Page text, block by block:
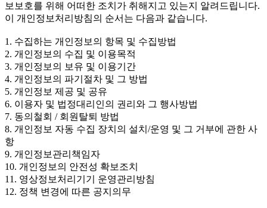
보보호를 위해 어떠한 조치가 취해지고 있는지 알려드립니다.
이 개인정보처리방침의 순서는 다음과 같습니다.
1. 수집하는 개인정보의 항목 및 수집방법
2. 개인정보의 수집 및 이용목적
3. 개인정보의 보유 및 이용기간
4. 개인정보의 파기절차 및 그 방법
5. 개인정보 제공 및 공유
6. 이용자 및 법정대리인의 권리와 그 행사방법
7. 동의철회 / 회원탈퇴 방법
8. 개인정보 자동 수집 장치의 설치/운영 및 그 거부에 관한 사
항
9. 개인정보관리책임자
10. 개인정보의 안전성 확보조치
11. 영상정보처리기기 운영관리방침
12. 정책 변경에 따른 공지의무